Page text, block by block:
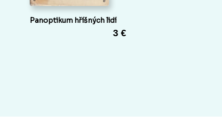
Panoptikum hříšných lidí
3 €